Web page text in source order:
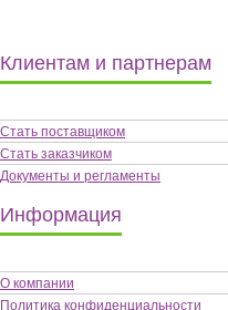
Клиентам и партнерам
Стать поставщиком
Стать заказчиком
Документы и регламенты
Информация
О компании
Политика конфиденциальности